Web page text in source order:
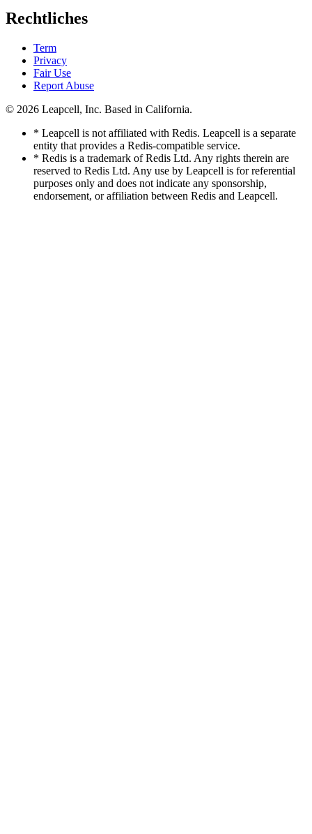
Rechtliches
Term
Privacy
Fair Use
Report Abuse
© 2026 Leapcell, Inc. Based in California.
* Leapcell is not affiliated with Redis. Leapcell is a separate
entity that provides a Redis-compatible service.
* Redis is a trademark of Redis Ltd. Any rights therein are
reserved to Redis Ltd. Any use by Leapcell is for referential
purposes only and does not indicate any sponsorship,
endorsement, or affiliation between Redis and Leapcell.